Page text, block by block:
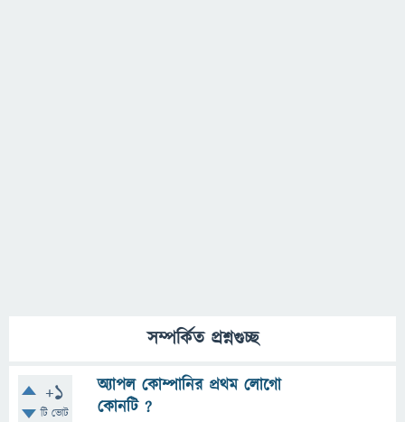
সম্পর্কিত প্রশ্নগুচ্ছ
+1
টি ভোট
অ্যাপল কোম্পানির প্রথম লোগো
কোনটি ?